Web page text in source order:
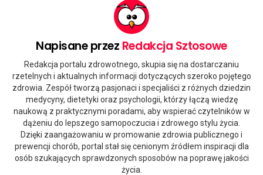
Napisane przez Redakcja Sztosowe
Redakcja portalu zdrowotnego, skupia się na dostarczaniu
rzetelnych i aktualnych informacji dotyczących szeroko pojętego
zdrowia. Zespół tworzą pasjonaci i specjaliści z różnych dziedzin
medycyny, dietetyki oraz psychologii, którzy łączą wiedzę
naukową z praktycznymi poradami, aby wspierać czytelników w
dążeniu do lepszego samopoczucia i zdrowego stylu życia.
Dzięki zaangażowaniu w promowanie zdrowia publicznego i
prewencji chorób, portal stał się cenionym źródłem inspiracji dla
osób szukających sprawdzonych sposobów na poprawę jakości
życia.